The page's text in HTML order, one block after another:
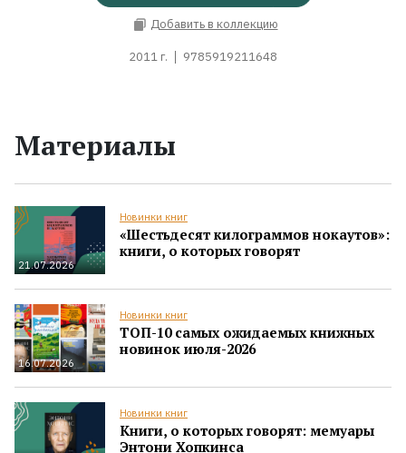
Добавить в коллекцию
2011 г. 9785919211648
Материалы
21.07.2026
Новинки книг
«Шестьдесят килограммов нокаутов»:
книги, о которых говорят
16.07.2026
Новинки книг
ТОП-10 самых ожидаемых книжных
новинок июля-2026
Новинки книг
Книги, о которых говорят: мемуары
Энтони Хопкинса